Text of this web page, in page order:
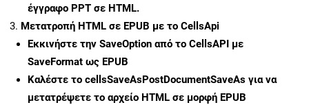
έγγραφο PPT σε HTML.
Μετατροπή HTML σε EPUB με το CellsApi
Εκκινήστε την SaveOption από το CellsAPI με
SaveFormat ως EPUB
Καλέστε το cellsSaveAsPostDocumentSaveAs για να
μετατρέψετε το αρχείο HTML σε μορφή EPUB